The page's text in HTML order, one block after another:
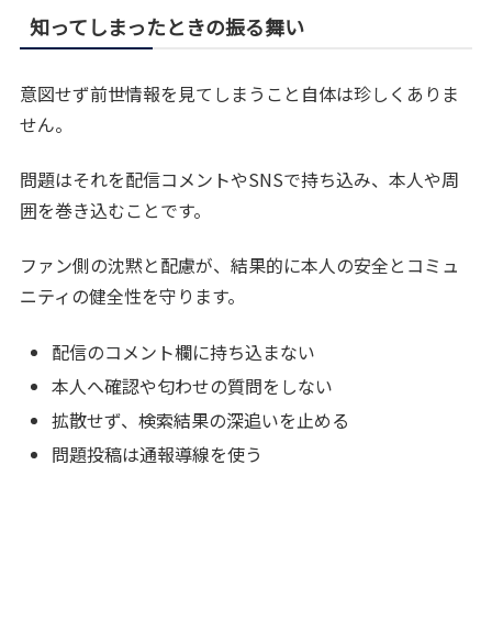
知ってしまったときの振る舞い
意図せず前世情報を見てしまうこと自体は珍しくありま
せん。
問題はそれを配信コメントやSNSで持ち込み、本人や周
囲を巻き込むことです。
ファン側の沈黙と配慮が、結果的に本人の安全とコミュ
ニティの健全性を守ります。
配信のコメント欄に持ち込まない
本人へ確認や匂わせの質問をしない
拡散せず、検索結果の深追いを止める
問題投稿は通報導線を使う